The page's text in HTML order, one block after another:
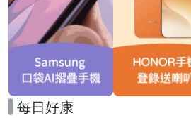
每日好康